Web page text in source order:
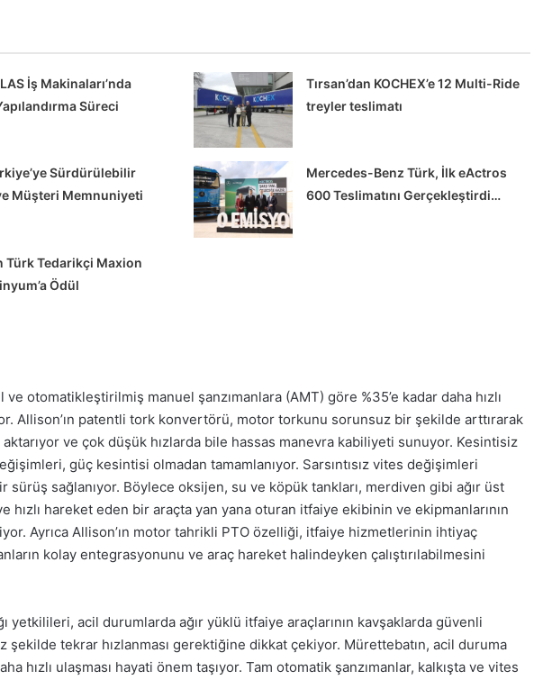
İş Makinaları’nda
Süreci
Tırsan’dan KOCHEX’e 12 Multi-Ride
treyler teslimatı
Sürdürülebilir
Müşteri Memnuniyeti
Mercedes-Benz Türk, İlk eActros
600 Teslimatını Gerçekleştirdi…
Türk Tedarikçi Maxion
Ödül
ve otomatikleştirilmiş manuel şanzımanlara (AMT) göre %35’e kadar daha hızlı
Allison’ın patentli tork konvertörü, motor torkunu sorunsuz bir şekilde arttırarak
ve çok düşük hızlarda bile hassas manevra kabiliyeti sunuyor. Kesintisiz
güç kesintisi olmadan tamamlanıyor. Sarsıntısız vites değişimleri
sürüş sağlanıyor. Böylece oksijen, su ve köpük tankları, merdiven gibi ağır üst
hızlı hareket eden bir araçta yan yana oturan itfaiye ekibinin ve ekipmanlarının
Ayrıca Allison’ın motor tahrikli PTO özelliği, itfaiye hizmetlerinin ihtiyaç
kolay entegrasyonunu ve araç hareket halindeyken çalıştırılabilmesini
yetkilileri, acil durumlarda ağır yüklü itfaiye araçlarının kavşaklarda güvenli
şekilde tekrar hızlanması gerektiğine dikkat çekiyor. Mürettebatın, acil duruma
hızlı ulaşması hayati önem taşıyor. Tam otomatik şanzımanlar, kalkışta ve vites
Mercedes-
eActros
600
Chery’den
Chery’den Türk